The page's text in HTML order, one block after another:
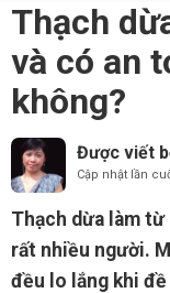
Thạch
và có an
không?
Được viết
Cập nhật lần
Thạch dừa làm từ
rất nhiều người.
đều lo lắng khi